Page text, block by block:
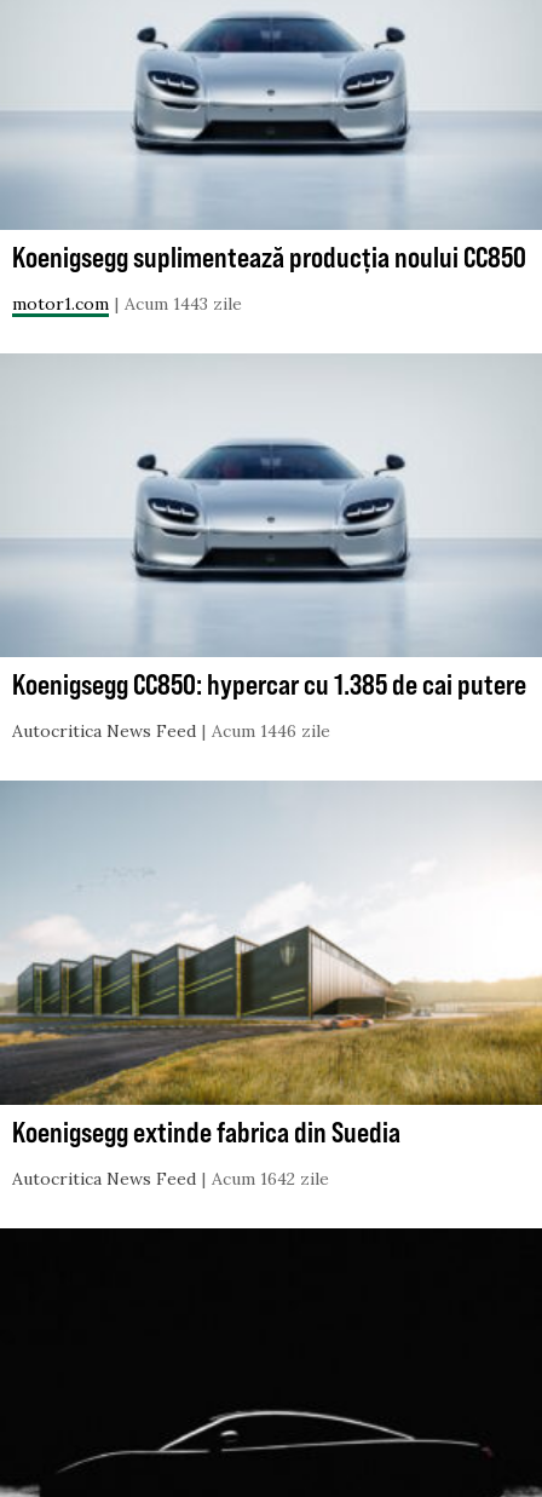
Koenigsegg suplimentează producția noului CC850
motor1.com Acum 1443 zile
Koenigsegg CC850: hypercar cu 1.385 de cai putere
Autocritica News Feed Acum 1446 zile
Koenigsegg extinde fabrica din Suedia
Autocritica News Feed Acum 1642 zile